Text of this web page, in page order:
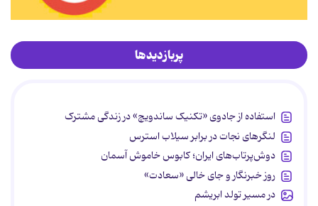
پربازدیدها
استفاده از جادوی «تکنیک ساندویچ» در زندگی مشترک
لنگرهای نجات در برابر سیلاب استرس
دوش‌پرتاب‌های ایران؛ کابوس خاموش آسمان
روز خبرنگار و جای خالی «سعادت»
در مسیر تولد ابریشم